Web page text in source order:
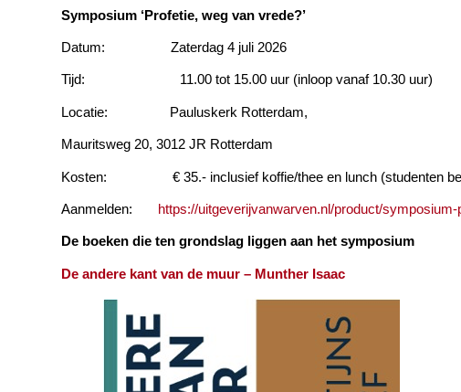
Symposium ‘Profetie, weg van vrede?’
Datum: Zaterdag 4 juli 2026
Tijd: 11.00 tot 15.00 uur (inloop vanaf 10.30 uur)
Locatie: Pauluskerk Rotterdam,
Mauritsweg 20, 3012 JR Rotterdam
Kosten: € 35.- inclusief koffie/thee en lunch (studenten
Aanmelden: https://uitgeverijvanwarven.nl/product/
De boeken die ten grondslag liggen aan het symposium
De andere kant van de muur – Munther Isaac